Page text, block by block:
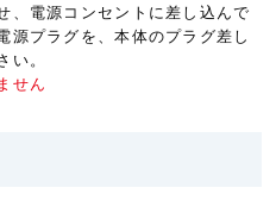
、電源コンセントに差し込んで
源プラグを、本体のプラグ差し
い。
せん